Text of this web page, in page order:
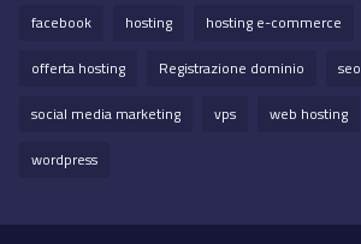
facebook
hosting hosting e-commerce
offerta hosting
Registrazione dominio seo
social media marketing
vps web hosting
wordpress